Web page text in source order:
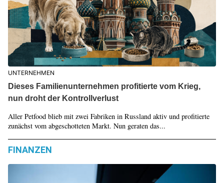
UNTERNEHMEN
Dieses Familienunternehmen profitierte vom Krieg,
nun droht der Kontrollverlust
Aller Petfood blieb mit zwei Fabriken in Russland aktiv und profitierte
zunächst vom abgeschotteten Markt. Nun geraten das...
FINANZEN